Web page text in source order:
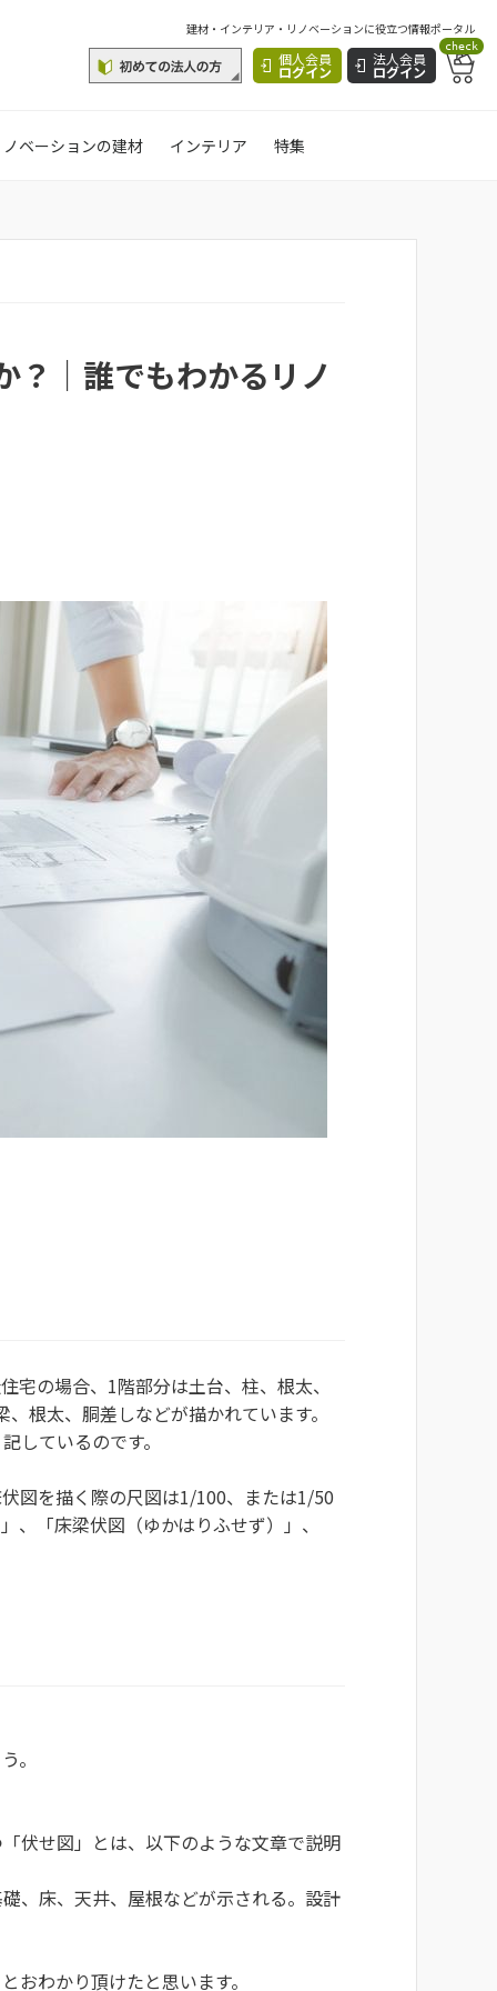
建材・インテリア・リノベーションに役立つ情報ポータル
個人会員
ログイン
法人会員
ログイン
check
ベーションの建材 インテリア 特集
？｜誰でもわかるリノ
宅の場合、1階部分は土台、柱、根太、
根太、胴差しなどが描かれています。
しているのです。
図を描く際の尺図は1/100、または1/50
、「床梁伏図（ゆかはりふせず）」、
。
伏せ図」とは、以下のような文章で説明
、床、天井、屋根などが示される。設計
おわかり頂けたと思います。